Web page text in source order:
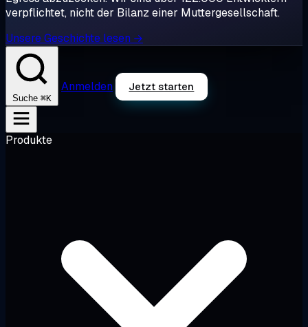
verpflichtet, nicht der Bilanz einer Muttergesellschaft.
Unsere Geschichte lesen →
Suche ⌘K
Anmelden Jetzt starten
Produkte